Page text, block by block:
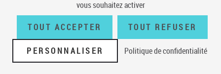
vous souhaitez activer
TOUT ACCEPTER TOUT REFUSER
PERSONNALISER Politique de confidentialité